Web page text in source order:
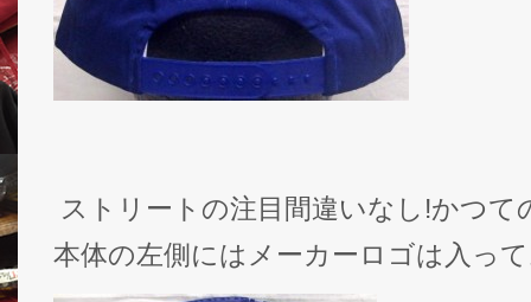
ストリートの注目間違いなし!かつ
本体の左側にはメーカーロゴは入っ